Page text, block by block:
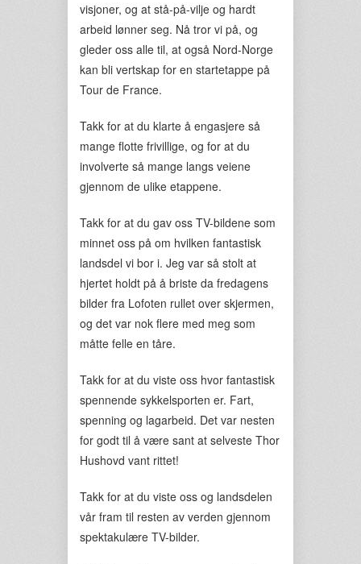
visjoner, og at stå-på-vilje og hardt
arbeid lønner seg. Nå tror vi på, og
gleder oss alle til, at også Nord-Norge
kan bli vertskap for en startetappe på
Tour de France.
Takk for at du klarte å engasjere så
mange flotte frivillige, og for at du
involverte så mange langs veiene
gjennom de ulike etappene.
Takk for at du gav oss TV-bildene som
minnet oss på om hvilken fantastisk
landsdel vi bor i. Jeg var så stolt at
hjertet holdt på å briste da fredagens
bilder fra Lofoten rullet over skjermen,
og det var nok flere med meg som
måtte felle en tåre.
Takk for at du viste oss hvor fantastisk
spennende sykkelsporten er. Fart,
spenning og lagarbeid. Det var nesten
for godt til å være sant at selveste Thor
Hushovd vant rittet!
Takk for at du viste oss og landsdelen
vår fram til resten av verden gjennom
spektakulære TV-bilder.